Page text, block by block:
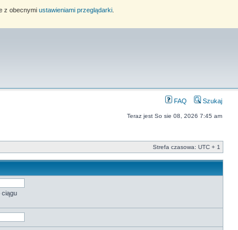
z obecnymi ustawieniami przeglądarki.
FAQ Szukaj
Teraz jest So sie 08, 2026 7:45 am
Strefa czasowa: UTC + 1
ciągu